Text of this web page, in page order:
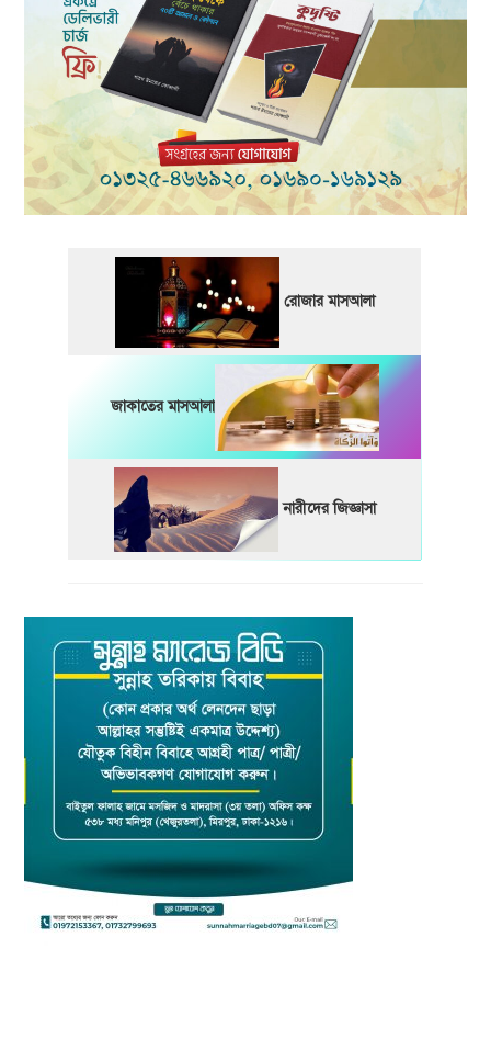
রোজার মাসআলা
জাকাতের মাসআলা
নারীদের জিজ্ঞাসা